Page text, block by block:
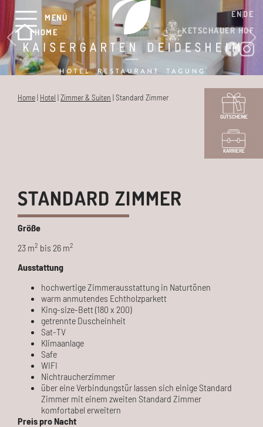
MENÜ
HOME
KETSCHAUER HOF
ENDE
GUTSCHEINE
KARRIERE
Home| Hotel |Zimmer & Suiten |Standard Zimmer
STANDARD ZIMMER
Größe
23 m2 bis 26 m2
Ausstattung
hochwertige Zimmerausstattung in Naturtönen
warm anmutendes Echtholzparkett
King-size-Bett (180 x 200)
getrennte Duscheinheit
Sat-TV
Klimaanlage
Safe
WIFI
Nichtraucherzimmer
über eine Verbindungstür lassen sich einige Standard
Zimmer mit einem zweiten Standard Zimmer
komfortabel erweitern
Preis pro Nacht